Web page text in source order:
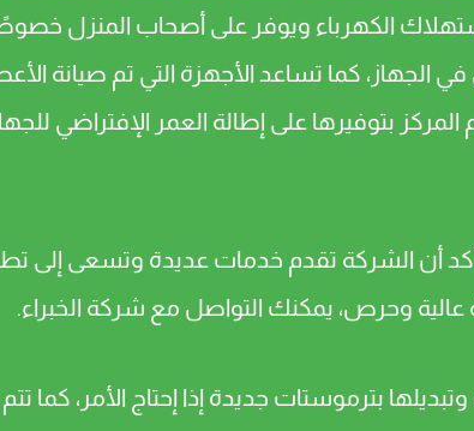
الكهرباء ويوفر على أصحاب المنزل
كما تساعد الأجهزة التي تم صيانة
بتوفيرها على إطالة العمر الإفتراضي
أن الشركة تقدم خدمات عديدة وتسعى إلى
عالية وحرص، يمكنك التواصل مع شركة الخبراء.
بترموستات جديدة إذا إحتاج الأمر، كما